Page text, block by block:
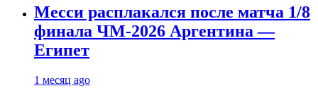
Месси расплакался после матча 1/8
финала ЧМ-2026 Аргентина —
Египет
1 месяц ago